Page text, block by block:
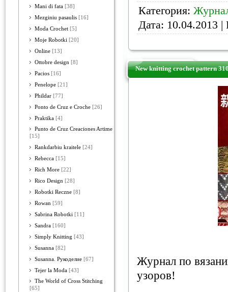
Mani di fata [38]
Mezginiu pasaulis [16]
Moda Crochet [5]
Moje Robotki [20]
Online [13]
Ottobre design [8]
Pacios [16]
Penelope [21]
Phildar [77]
Ponto de Cruz e Croche [26]
Praktika [4]
Punto de Cruz Creaciones Artime
[15]
Rankdarbiu kraitele [24]
Rebecca [15]
Rich More [22]
Rico Design [28]
Robotki Reczne [8]
Rowan [59]
Sabrina Robotki [11]
Sandra [160]
Simply Knitting [43]
Susanna [82]
Susanna. Рукоделие [67]
Tejer la Moda [43]
The World of Cross Stitching
[65]
Категория:
Дата: 10.04.2013 |
New knitting crochet pattern
Журнал по
узоров!